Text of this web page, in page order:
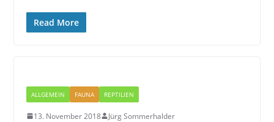
Read More
ALLGEMEIN FAUNA REPTILIEN
13. November 2018 Jürg Sommerhalder